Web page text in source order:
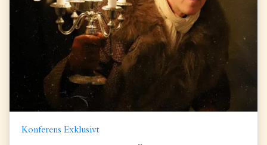
Konferens Exklusivt